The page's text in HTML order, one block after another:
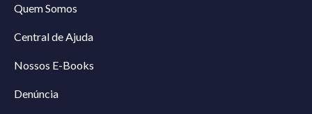
Quem Somos
Central de Ajuda
Nossos E-Books
Denúncia